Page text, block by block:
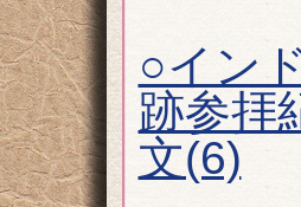
○イン
跡参拝
文(6)